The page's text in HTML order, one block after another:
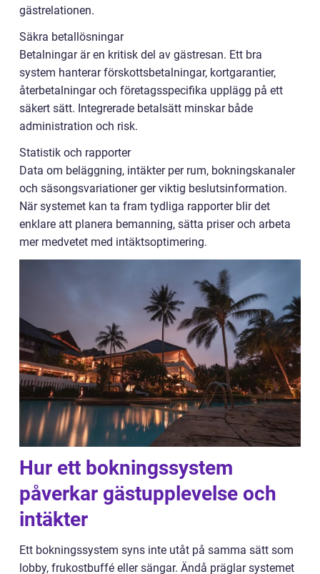
gästrelationen.
Säkra betallösningar
Betalningar är en kritisk del av gästresan. Ett bra
system hanterar förskottsbetalningar, kortgarantier,
återbetalningar och företagsspecifika upplägg på ett
säkert sätt. Integrerade betalsätt minskar både
administration och risk.
Statistik och rapporter
Data om beläggning, intäkter per rum, bokningskanaler
och säsongsvariationer ger viktig beslutsinformation.
När systemet kan ta fram tydliga rapporter blir det
enklare att planera bemanning, sätta priser och arbeta
mer medvetet med intäktsoptimering.
Hur ett bokningssystem
påverkar gästupplevelse och
intäkter
Ett bokningssystem syns inte utåt på samma sätt som
lobby, frukostbuffé eller sängar. Ändå präglar systemet